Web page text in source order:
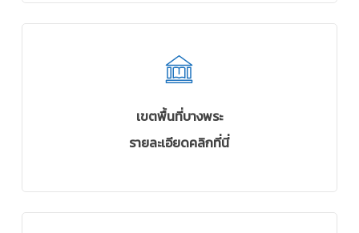
เขตพื้นที่บางพระ
รายละเอียดคลิกที่นี่